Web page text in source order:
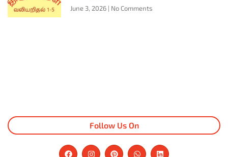
June 3, 2026 No Comments
Follow Us On